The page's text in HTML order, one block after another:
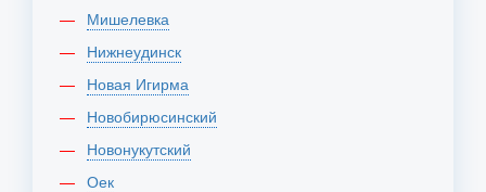
Мишелевка
Нижнеудинск
Новая Игирма
Новобирюсинский
Новонукутский
Оек